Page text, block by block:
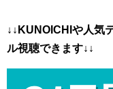
↓↓KUNOICHIや人気
ル視聴できます↓↓